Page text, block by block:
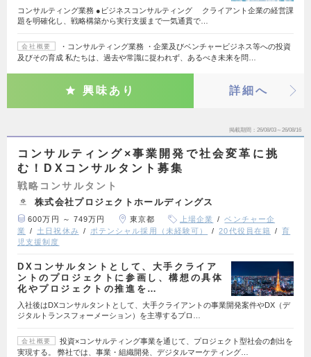
コンサルティング業務 ●ビジネスコンサルティング クライアント企業の経営課
題を明確化し、戦略構築から実行支援まで一気通貫で…
会社概要
・コンサルティング業務 ・企業及びベンチャービジネス等への投資
及びその育成 私たちは、過去や常識に捉われず、あるべき未来を問…
興味あり 詳細へ
掲載期間 26/08/03～26/08/16
コンサルティング×事業開発で社会変革に挑
む！DXコンサルタント募集
戦略コンサルタント
株式会社プロジェクトホールディングス
600万円 ～ 749万円 東京都 上場企業
ベンチャー企
業
土日祝休み ポテンシャル採用（未経験可） 20代役員在籍
育
児支援制度
DXコンサルタントとして、大手クライア
ントのプロジェクトに参画し、構想の具体
化やプロジェクトの推進を…
入社後はDXコンサルタントとして、大手クライアントの事業開発案件やDX（デ
ジタルトランスフォーメーション）を主導するプロ…
会社概要
投資×コンサルティング事業を通じて、プロジェクト型社会の創出を
実現する。 弊社では、事業・組織開発、デジタルマーケティング…